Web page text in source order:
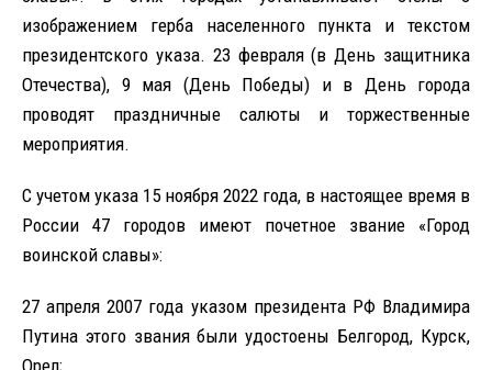
изображением герба населенного пункта и текстом
президентского указа. 23 февраля (в День защитника
Отечества), 9 мая (День Победы) и в День города
проводят праздничные салюты и торжественные
мероприятия.
С учетом указа 15 ноября 2022 года, в настоящее время в
России 47 городов имеют почетное звание «Город
воинской славы»:
27 апреля 2007 года указом президента РФ Владимира
Путина этого звания были удостоены Белгород, Курск,
Орел;